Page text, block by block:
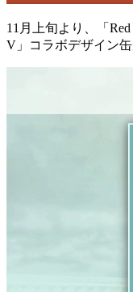
11月上旬より、「
V」コラボデザイン